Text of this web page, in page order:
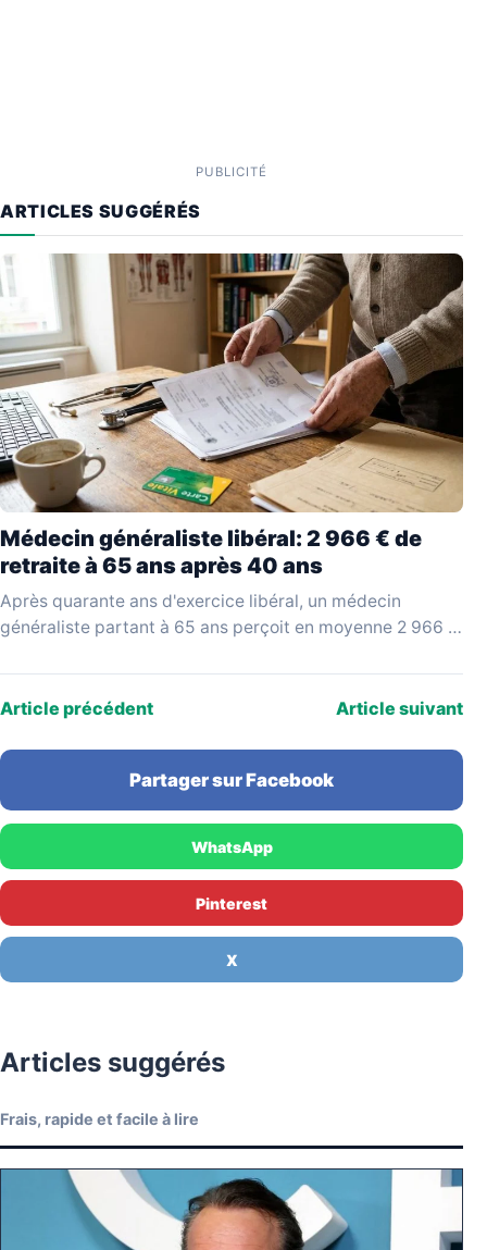
PUBLICITÉ
ARTICLES SUGGÉRÉS
Médecin généraliste libéral: 2 966 € de
retraite à 65 ans après 40 ans
Après quarante ans d'exercice libéral, un médecin
généraliste partant à 65 ans perçoit en moyenne 2 966 €
Article précédent Article suivant
Partager sur Facebook
WhatsApp
Pinterest
X
Articles suggérés
Frais, rapide et facile à lire